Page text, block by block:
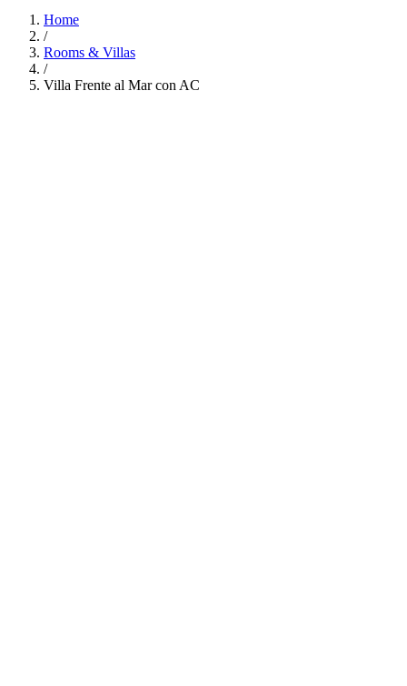
Home
/
Rooms & Villas
/
Villa Frente al Mar con AC